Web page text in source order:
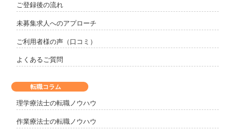
ご登録後の流れ
未募集求人へのアプローチ
ご利用者様の声（口コミ）
よくあるご質問
転職コラム
理学療法士の転職ノウハウ
作業療法士の転職ノウハウ